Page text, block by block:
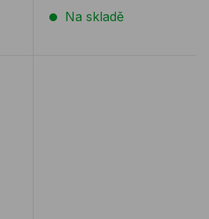
Na skladě